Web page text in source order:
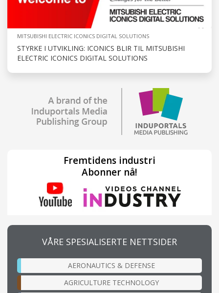
MITSUBISHI ELECTRIC ICONICS DIGITAL SOLUTIONS
STYRKE I UTVIKLING: ICONICS BLIR TIL MITSUBISHI
ELECTRIC ICONICS DIGITAL SOLUTIONS
Fremtidens industri
Abonner nå!
VÅRE SPESIALISERTE NETTSIDER
AERONAUTICS & DEFENSE
AGRICULTURE TECHNOLOGY